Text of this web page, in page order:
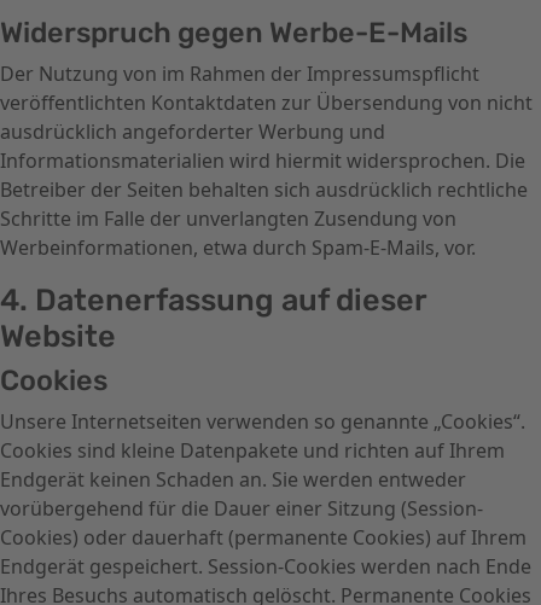
Widerspruch gegen Werbe-E-Mails
Der Nutzung von im Rahmen der Impressumspflicht
veröffentlichten Kontaktdaten zur Übersendung von nicht
ausdrücklich angeforderter Werbung und
Informationsmaterialien wird hiermit widersprochen. Die
Betreiber der Seiten behalten sich ausdrücklich rechtliche
Schritte im Falle der unverlangten Zusendung von
Werbeinformationen, etwa durch Spam-E-Mails, vor.
4. Datenerfassung auf dieser
Website
Cookies
Unsere Internetseiten verwenden so genannte „Cookies“.
Cookies sind kleine Datenpakete und richten auf Ihrem
Endgerät keinen Schaden an. Sie werden entweder
vorübergehend für die Dauer einer Sitzung (Session-
Cookies) oder dauerhaft (permanente Cookies) auf Ihrem
Endgerät gespeichert. Session-Cookies werden nach Ende
Ihres Besuchs automatisch gelöscht. Permanente Cookies